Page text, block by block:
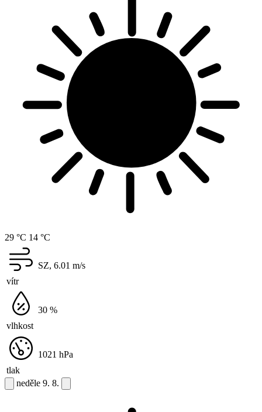
29 °C 14 °C
vítr
SZ, 6.01 m/s
vlhkost
30 %
tlak
1021 hPa
neděle 9. 8.